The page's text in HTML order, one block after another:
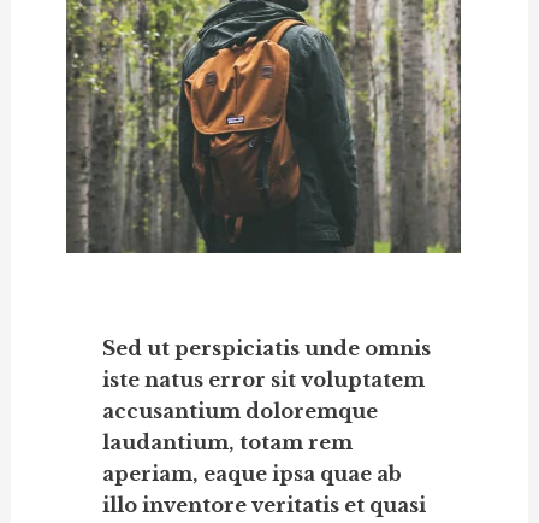
Sed ut perspiciatis unde omnis
iste natus error sit voluptatem
accusantium doloremque
laudantium, totam rem
aperiam, eaque ipsa quae ab
illo inventore veritatis et quasi